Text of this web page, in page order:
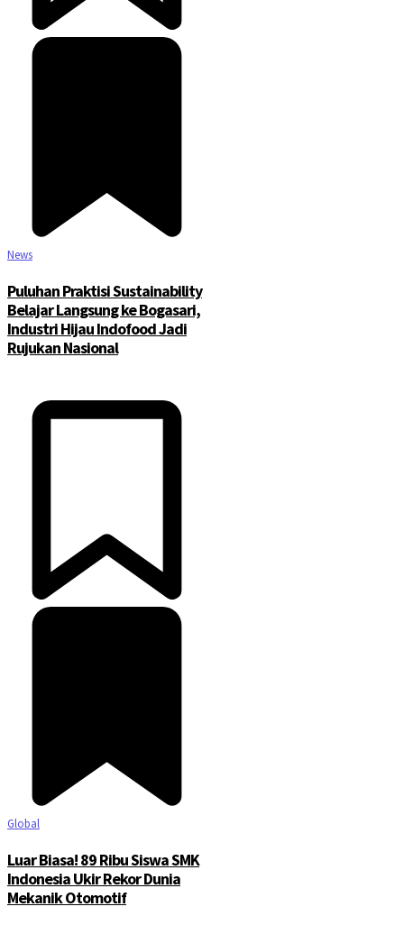
News
Puluhan Praktisi Sustainability
Belajar Langsung ke Bogasari,
Industri Hijau Indofood Jadi
Rujukan Nasional
Global
Luar Biasa! 89 Ribu Siswa SMK
Indonesia Ukir Rekor Dunia
Mekanik Otomotif